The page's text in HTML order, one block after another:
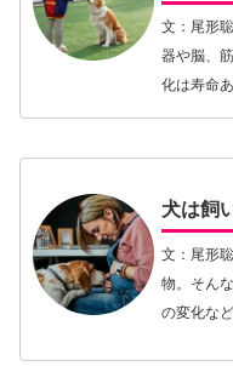
文：尾形
器や脳、
化は寿命
象として
犬は飼
文：尾形
物。そん
の変化な